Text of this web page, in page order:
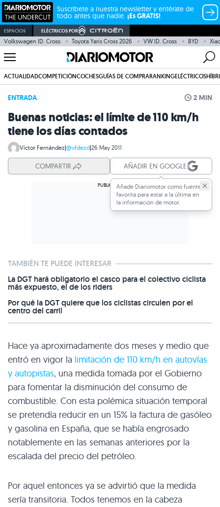
Suscríbete a nuestra newsletter y entérate de
todo antes que nadie. ¡Es GRATIS!
ESPACIOS ELÉCTRICOS POR
Volkswagen ID. Cross Toyota Yaris Cross 2026 VW ID. Cross BYD
ACTUALIDADCOMPETICIÓNCOCHESGUÍAS DE COMPRARANKINGELÉCTRICOS
ENTRADA 2 MIN
Buenas noticias: el límite de 110 km/h
tiene los días contados
Víctor Fernández|@vfdezd|26 May 2011
COMPARTIR AÑADIR EN GOOGLE
Añade Diariomotor como fuente
favorita para estar a la última en
la información de motor.
TAMBIÉN TE PUEDE INTERESAR
La DGT hará obligatorio el casco para el colectivo ciclista
más expuesto, el de los riders
Por qué la DGT quiere que los ciclistas circulen por el
centro del carril
Hace ya aproximadamente dos meses y medio que
entró en vigor la limitación de 110 km/h en autovías
y autopistas, una medida tomada por el Gobierno
para fomentar la disminución del consumo de
combustible. Con esta polémica situación temporal
se pretendía reducir en un 15% la factura de gasóleo
y gasolina en España, que se había engrosado
notablemente en las semanas anteriores por la
escalada del precio del petróleo.
Por aquel entonces ya se advirtió que la medida
sería transitoria. Todos tenemos en la cabeza